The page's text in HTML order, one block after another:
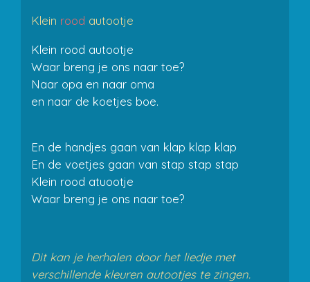
Klein rood autootje
Klein rood autootje
Waar breng je ons naar toe?
Naar opa en naar oma
en naar de koetjes boe.
En de handjes gaan van klap klap klap
En de voetjes gaan van stap stap stap
Klein rood atuootje
Waar breng je ons naar toe?
Dit kan je herhalen door het liedje met
verschillende kleuren autootjes te zingen.